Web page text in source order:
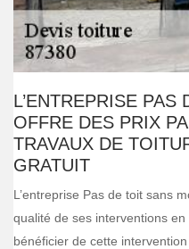
L’ENTREPRISE
OFFRE DES PRIX
TRAVAUX DE
GRATUIT
L’entreprise Pas de toit sans
qualité de ses interventions
bénéficier de cette